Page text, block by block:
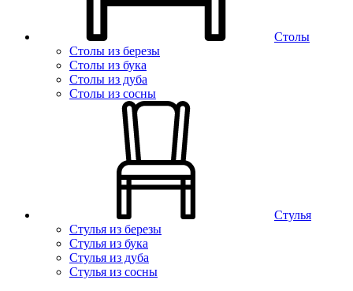
Столы
Столы из березы
Столы из бука
Столы из дуба
Столы из сосны
Стулья
Стулья из березы
Стулья из бука
Стулья из дуба
Стулья из сосны